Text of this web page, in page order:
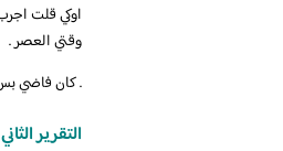
اوكي قلت
وقتي العصر .
. كان فاضي بس 3 طاولات .. الخدمة كويسه .. الاكل توقعت افضل ولكن اكرر التجربه .. الاسعار معقوله مو غالي ولا
التقرير